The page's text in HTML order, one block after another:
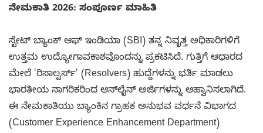
ನೇಮಕಾತಿ 2026: ಸಂಪೂರ್ಣ ಮಾಹಿತಿ
ಸ್ಟೇಟ್ ಬ್ಯಾಂಕ್ ಆಫ್ ಇಂಡಿಯಾ (SBI) ತನ್ನ ನಿವೃತ್ತ ಅಧಿಕಾರಿಗಳಿಗೆ
ಉತ್ತಮ ಉದ್ಯೋಗಾವಕಾಶವೊಂದನ್ನು ಪ್ರಕಟಿಸಿದೆ. ಗುತ್ತಿಗೆ ಆಧಾರದ
ಮೇಲೆ 'ರಿಸಾಲ್ವರ್ಸ್' (Resolvers) ಹುದ್ದೆಗಳನ್ನು ಭರ್ತಿ ಮಾಡಲು
ಭಾರತೀಯ ನಾಗರಿಕರಿಂದ ಆನ್‌ಲೈನ್ ಅರ್ಜಿಗಳನ್ನು ಆಹ್ವಾನಿಸಲಾಗಿದೆ.
ಈ ನೇಮಕಾತಿಯು ಬ್ಯಾಂಕಿನ ಗ್ರಾಹಕ ಅನುಭವ ವರ್ಧನೆ ವಿಭಾಗದ
(Customer Experience Enhancement Department)